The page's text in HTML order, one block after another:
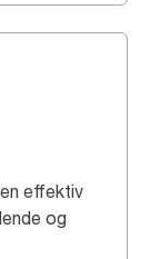
effektiv
og